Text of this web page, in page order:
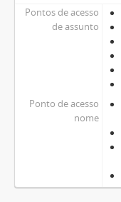
Pontos de acesso
de assunto
Ponto de acesso
nome